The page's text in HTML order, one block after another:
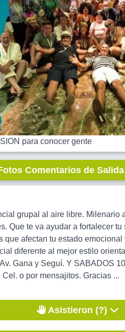
para conocer gente
Comentarios de
grupal al aire libre. Milenario
Que te va ayudar a fortalecer
afectan tu estado emocional
diferente al mejor estilo
Gana y Seguí. Y SABADOS
o por mensajitos. Gracias ...
Asistieron (?)